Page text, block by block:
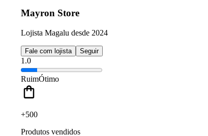
Mayron Store
Lojista Magalu desde 2024
Fale com lojista Seguir
1.0
RuimÓtimo
+500
Produtos vendidos